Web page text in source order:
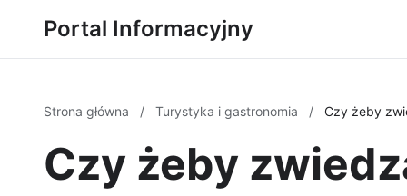
Portal Informacyjny
Strona główna / Turystyka i gastronomia / Czy żeby
Czy żeby